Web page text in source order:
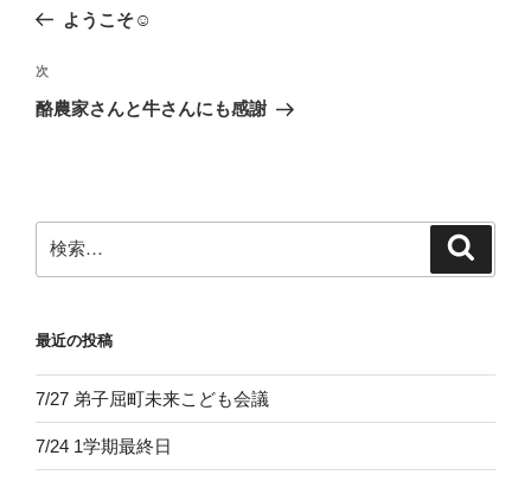
ナ
ビ
ゲ
ン
の
稿
ようこそ☺
次
の
次
酪農家さんと牛さんにも感謝
索:
最近の投稿
7/27 弟子屈町未来こども会議
7/24 1学期最終日